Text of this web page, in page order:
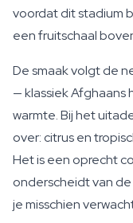
voordat dit stadium
een fruitschaal
De smaak volgt de
— klassiek Afghaans
warmte. Bij het
over: citrus en
Het is een oprecht
onderscheidt van
je misschien